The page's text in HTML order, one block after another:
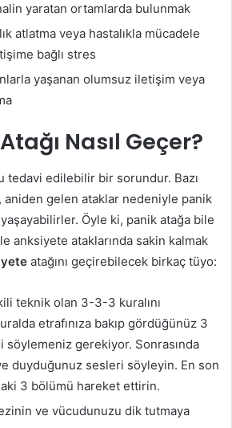
yaratan ortamlarda bulunmak
atlatma veya hastalıkla mücadele
bağlı stres
yaşanan olumsuz iletişim veya
Nasıl Geçer?
tedavi edilebilir bir sorundur. Bazı
aniden gelen ataklar nedeniyle panik
Öyle ki, panik atağa bile
anksiyete ataklarında sakin kalmak
atağını geçirebilecek birkaç tüyo:
teknik olan 3-3-3 kuralını
etrafınıza bakıp gördüğünüz 3
söylemeniz gerekiyor. Sonrasında
duyduğunuz sesleri söyleyin. En son
3 bölümü hareket ettirin.
ve vücudunuzu dik tutmaya